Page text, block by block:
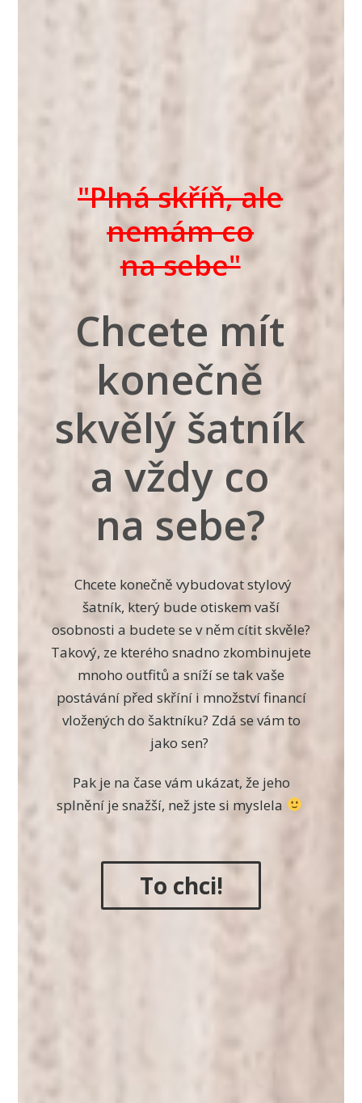
"Plná skříň, ale
nemám co
na sebe"
Chcete mít
konečně
skvělý šatník
a vždy co
na sebe?
Chcete konečně vybudovat stylový
šatník, který bude otiskem vaší
osobnosti a budete se v něm cítit skvěle?
Takový, ze kterého snadno zkombinujete
mnoho outfitů a sníží se tak vaše
postávání před skříní i množství financí
vložených do šaktníku? Zdá se vám to
jako sen?
Pak je na čase vám ukázat, že jeho
splnění je snažší, než jste si myslela
To chci!